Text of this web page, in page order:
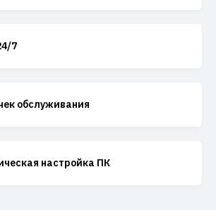
7
обслуживания
настройка ПК